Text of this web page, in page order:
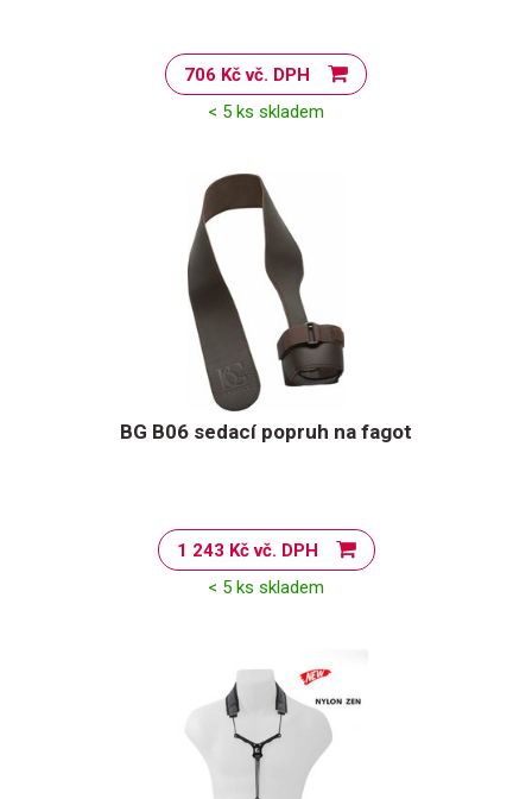
706 Kč vč. DPH
< 5 ks skladem
BG B06 sedací popruh na fagot
1 243 Kč vč. DPH
< 5 ks skladem